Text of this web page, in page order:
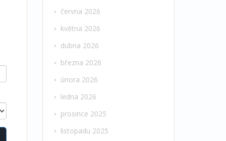
června 2026
května 2026
dubna 2026
března 2026
února 2026
ledna 2026
prosince 2025
listopadu 2025